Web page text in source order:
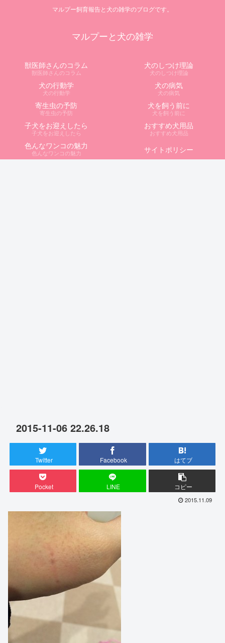
マルプー飼育報告と犬の雑学のブログです。
マルプーと犬の雑学
獣医師さんのコラム
獣医師さんのコラム
犬のしつけ理論
犬のしつけ理論
犬の行動学
犬の行動学
犬の病気
犬の病気
寄生虫の予防
寄生虫の予防
犬を飼う前に
犬を飼う前に
子犬をお迎えしたら
子犬をお迎えしたら
おすすめ犬用品
おすすめ犬用品
色んなワンコの魅力
色んなワンコの魅力 サイトポリシー
2015-11-06 22.26.18
Twitter Facebook はてブ
Pocket LINE コピー
2015.11.09